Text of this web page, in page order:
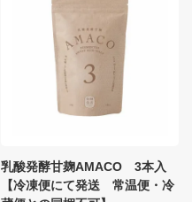
乳酸発酵甘麹AMACO 3本入
【冷凍便にて発送 常温便・冷